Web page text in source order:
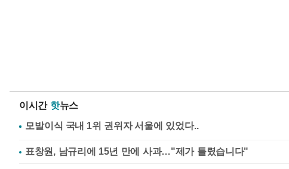
이시간 핫뉴스
표창원, 남규리에 15년 만에 사과…"제가 틀렸습니다"